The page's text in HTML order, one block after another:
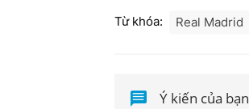
Từ khóa: Real Madrid
Ý kiến của bạn